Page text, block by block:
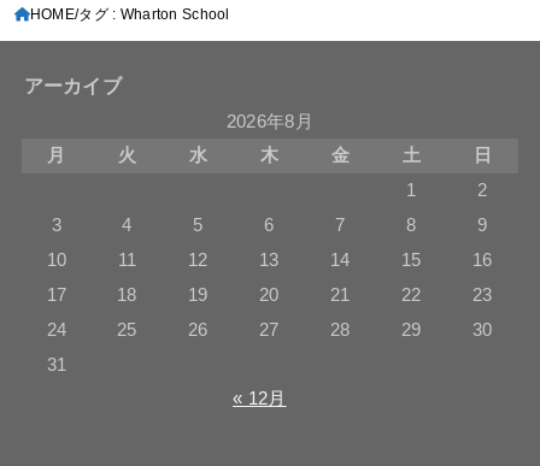
HOME タグ : Wharton School
アーカイブ
2026年8月
月
火 水 木 金 土
日
1
2
3
4 5 6 7 8
9
10
11 12 13 14 15
16
17
18 19 20 21 22
23
24
25 26 27 28 29
30
31
« 12月